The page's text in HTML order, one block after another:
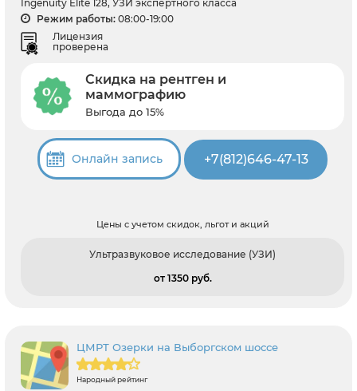
Ingenuity Elite 128, УЗИ экспертного класса
Режим работы: 08:00-19:00
Лицензия
проверена
Скидка на рентген и
маммографию
Выгода до 15%
Онлайн запись +7(812)646-47-13
Цены с учетом скидок, льгот и акций
Ультразвуковое исследование (УЗИ)
от 1350 pуб.
ЦМРТ Озерки на Выборгском шоссе
Народный рейтинг